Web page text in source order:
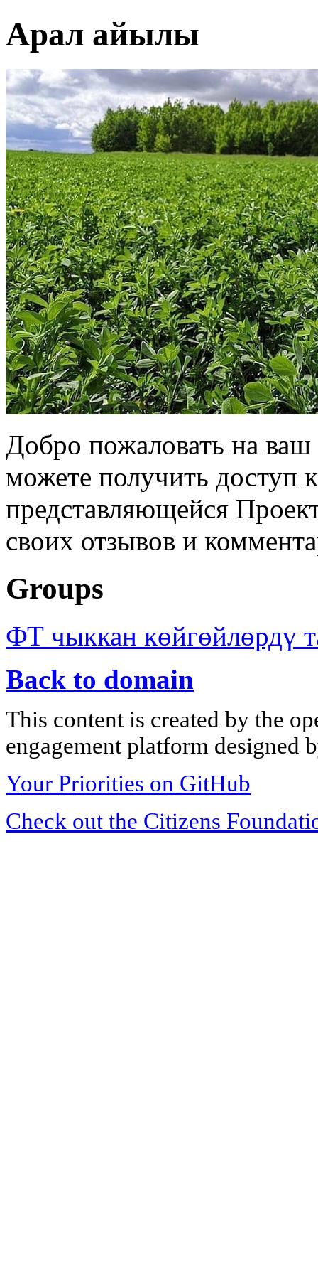
Арал айылы
Добро пожаловать на
можете получить доступ
представляющейся
своих отзывов и
Groups
ФТ чыккан көйгөйлөрдү
Back to domain
This content is created by the
engagement platform designed
Your Priorities on GitHub
Check out the Citizens